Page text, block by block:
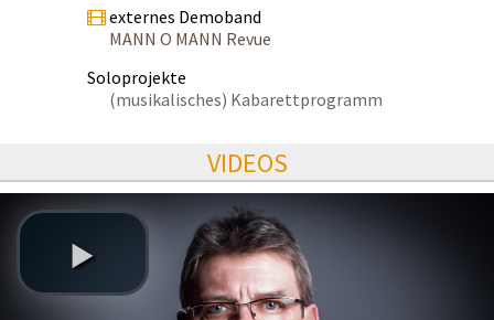
externes Demoband
MANN O MANN Revue
Soloprojekte
(musikalisches) Kabarettprogramm
VIDEOS